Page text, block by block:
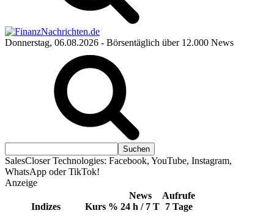
Donnerstag, 06.08.2026 - Börsentäglich über 12.000 News
SalesCloser Technologies: Facebook, YouTube, Instagram,
WhatsApp oder TikTok!
Anzeige
Indizes Kurs %
News
24 h / 7 T
Aufrufe
7 Tage